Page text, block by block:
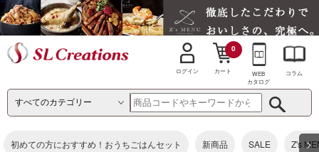
ログイン カート
0
WEB
カタログ
コラム
初めての方におすすめ！おうちごはんセット 新商品 SALE Z's >